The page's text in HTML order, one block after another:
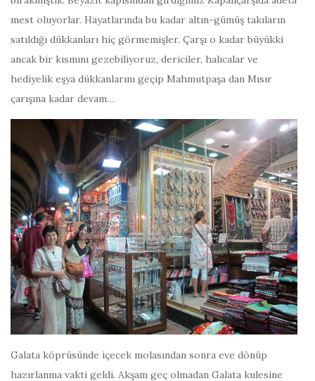
mest oluyorlar. Hayatlarında bu kadar altın-gümüş takıların
satıldığı dükkanları hiç görmemişler. Çarşı o kadar büyükki
ancak bir kısmını gezebiliyoruz, dericiler, halıcalar ve
hediyelik eşya dükkanlarını geçip Mahmutpaşa dan Mısır
çarışına kadar devam…
Galata köprüsünde içecek molasından sonra eve dönüp
hazırlanma vakti geldi. Akşam geç olmadan Galata kulesine